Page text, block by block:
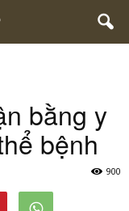
bằng y
bệnh
900